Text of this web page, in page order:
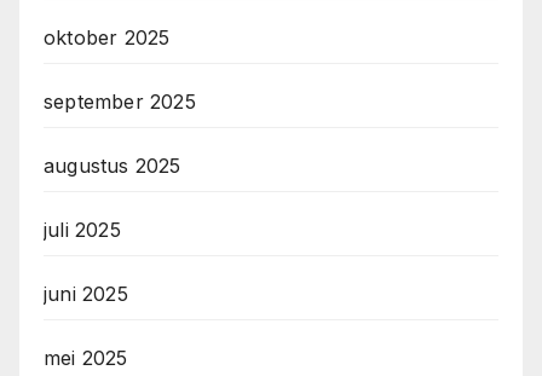
oktober 2025
september 2025
augustus 2025
juli 2025
juni 2025
mei 2025